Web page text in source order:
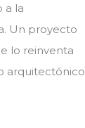
a la
Un proyecto
lo reinventa
arquitectónico